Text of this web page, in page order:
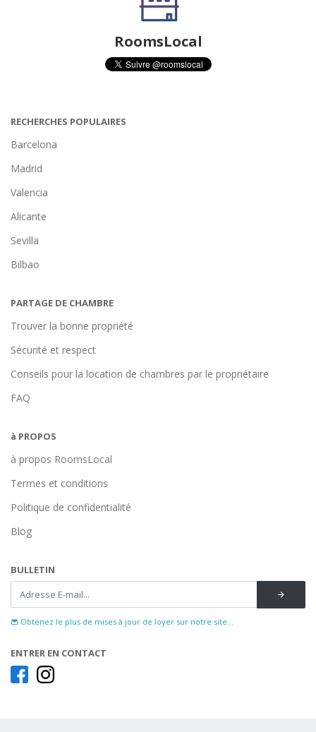
RoomsLocal
RECHERCHES POPULAIRES
Barcelona
Madrid
Valencia
Alicante
Sevilla
Bilbao
PARTAGE DE CHAMBRE
Trouver la bonne propriété
Sécurité et respect
Conseils pour la location de chambres par le propriétaire
FAQ
à PROPOS
à propos RoomsLocal
Termes et conditions
Politique de confidentialité
Blog
BULLETIN
Obtenez le plus de mises à jour de loyer sur notre site...
ENTRER EN CONTACT